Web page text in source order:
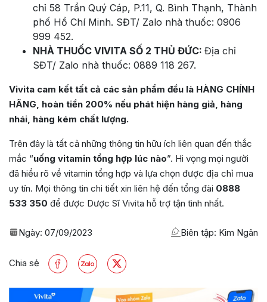
chỉ 58 Trần Quý Cáp, P.11, Q. Bình Thạnh, Thành
phố Hồ Chí Minh. SĐT/ Zalo nhà thuốc: 0906
999 452.
NHÀ THUỐC VIVITA SỐ 2 THỦ ĐỨC: Địa chỉ
SĐT/ Zalo nhà thuốc: 0889 118 267.
Vivita cam kết tất cả các sản phẩm đều là HÀNG CHÍNH
HÃNG, hoàn tiền 200% nếu phát hiện hàng giả, hàng
nhái, hàng kém chất lượng.
Trên đây là tất cả những thông tin hữu ích liên quan đến thắc
mắc “uống vitamin tổng hợp lúc nào”. Hi vọng mọi người
đã hiểu rõ về vitamin tổng hợp và lựa chọn được địa chỉ mua
uy tín. Mọi thông tin chi tiết xin liên hệ đến tổng đài 0888
533 350 để được Dược Sĩ Vivita hỗ trợ tận tình nhất.
Ngày: 07/09/2023 Biên tập: Kim Ngân
Chia sẻ